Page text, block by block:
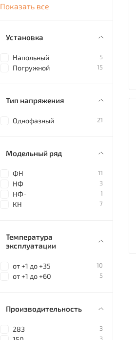
Показать все
Установка
Напольный 5
Погружной 15
Тип напряжения
Однофазный 21
Модельный ряд
ФН 11
НФ 3
НФ- 1
КН 7
Температура
эксплуатации
от +1 до +35 10
от +1 до +60 5
Производительность
283 3
3